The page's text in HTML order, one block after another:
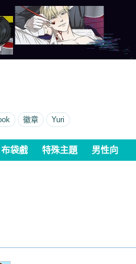
徽章 Yuri
布袋戲 特殊主題 男性向